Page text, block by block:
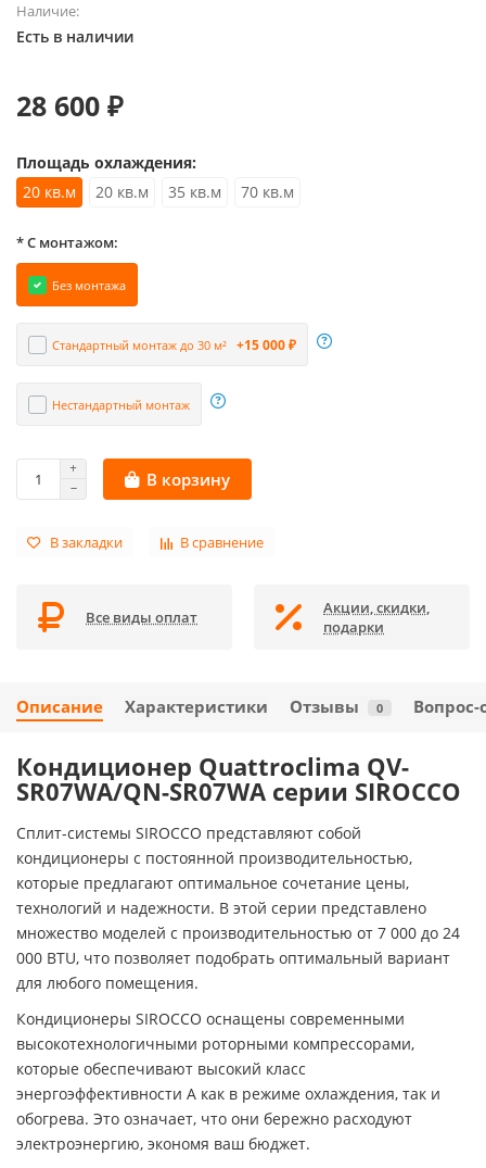
Наличие:
Есть в наличии
28 600 ₽
Площадь охлаждения:
20 кв.м
20 кв.м 35 кв.м 70 кв.м
* С монтажом:
Без монтажа
Стандартный монтаж до 30 м² +15 000 ₽
Нестандартный монтаж
В корзину
В закладки В сравнение
Все виды оплат
Акции, скидки,
подарки
Описание Характеристики Отзывы 0 Вопрос-
Кондиционер Quattroclima QV-
SR07WA/QN-SR07WA серии SIROCCO
Сплит-системы SIROCCO представляют собой
кондиционеры с постоянной производительностью,
которые предлагают оптимальное сочетание цены,
технологий и надежности. В этой серии представлено
множество моделей с производительностью от 7 000 до 24
000 BTU, что позволяет подобрать оптимальный вариант
для любого помещения.
Кондиционеры SIROCCO оснащены современными
высокотехнологичными роторными компрессорами,
которые обеспечивают высокий класс
энергоэффективности A как в режиме охлаждения, так и
обогрева. Это означает, что они бережно расходуют
электроэнергию, экономя ваш бюджет.